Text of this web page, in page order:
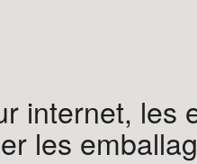
internet, les
les